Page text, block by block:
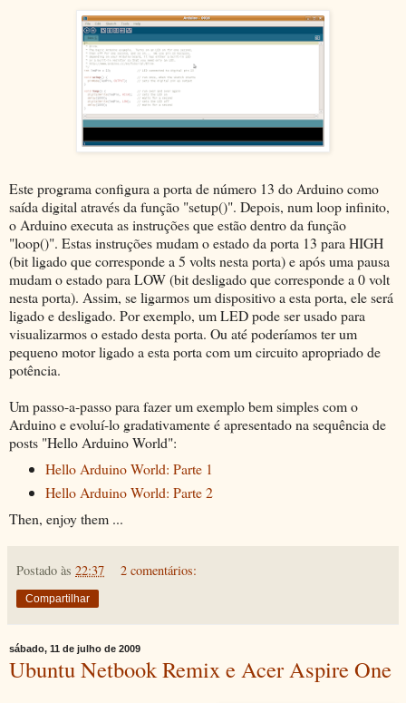
Este programa configura a porta de número 13 do Arduino como
saída digital através da função "setup()". Depois, num loop infinito,
o Arduino executa as instruções que estão dentro da função
"loop()". Estas instruções mudam o estado da porta 13 para HIGH
(bit ligado que corresponde a 5 volts nesta porta) e após uma pausa
mudam o estado para LOW (bit desligado que corresponde a 0 volt
nesta porta). Assim, se ligarmos um dispositivo a esta porta, ele será
ligado e desligado. Por exemplo, um LED pode ser usado para
visualizarmos o estado desta porta. Ou até poderíamos ter um
pequeno motor ligado a esta porta com um circuito apropriado de
potência.
Um passo-a-passo para fazer um exemplo bem simples com o
Arduino e evoluí-lo gradativamente é apresentado na sequência de
posts "Hello Arduino World":
Hello Arduino World: Parte 1
Hello Arduino World: Parte 2
Then, enjoy them ...
Postado às 22:37 2 comentários:
Compartilhar
sábado, 11 de julho de 2009
Ubuntu Netbook Remix e Acer Aspire One